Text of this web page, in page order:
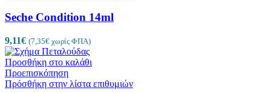
Seche Condition 14ml
9,11€ (7,35€ χωρίς ΦΠΑ)
Προσθήκη στο καλάθι
Προεπισκόπηση
Πρόσθήκη στην λίστα επιθυμιών